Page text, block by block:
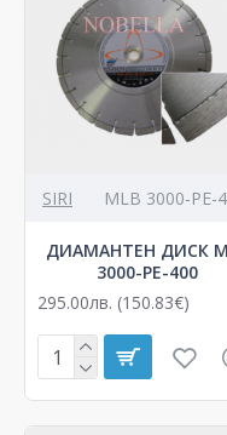
SIRI MLB 3000-PЕ-
ДИАМАНТЕН ДИСК
3000-PЕ-400
295.00лв. (150.83€)